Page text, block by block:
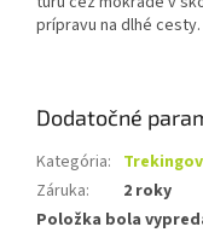
prípravu na dlhé cesty.
Dodatočné
Kategória:
Záruka:
2 roky
Položka bola